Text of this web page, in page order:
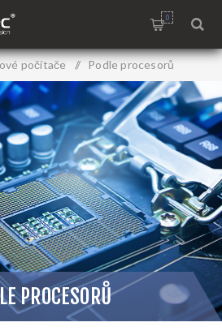
0
počítače / Podle procesorů
PROCESORŮ